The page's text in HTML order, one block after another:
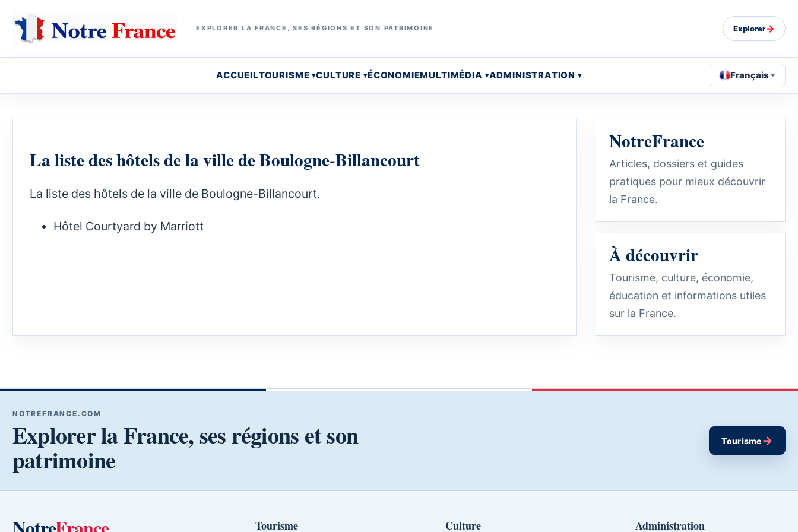
EXPLORER LA FRANCE, SES RÉGIONS ET SON PATRIMOINE Explorer→
ACCUEILTOURISME CULTURE ÉCONOMIEMULTIMÉDIA ADMINISTRATION Français
La liste des hôtels de la ville de Boulogne-Billancourt
La liste des hôtels de la ville de Boulogne-Billancourt.
Hôtel Courtyard by Marriott
NotreFrance
Articles, dossiers et guides
pratiques pour mieux découvrir
la France.
À découvrir
Tourisme, culture, économie,
éducation et informations utiles
sur la France.
NOTREFRANCE.COM
Explorer la France, ses régions et son
patrimoine
Tourisme→
Tourisme Culture Administration